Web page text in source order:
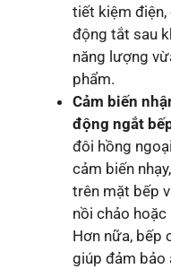
tiết kiệm
động tắt sau
năng lượng
phẩm.
Cảm biến
động ngắt
đôi hồng
cảm biến
trên mặt bếp
nồi chảo hoặc
Hơn nữa, bếp
giúp đảm bảo